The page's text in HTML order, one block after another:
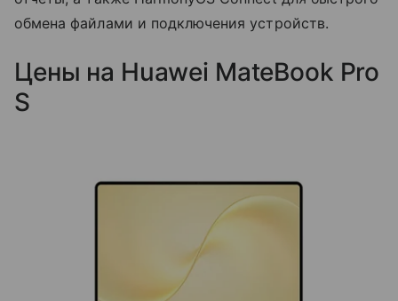
обмена файлами и подключения устройств.
Цены на Huawei MateBook Pro
S